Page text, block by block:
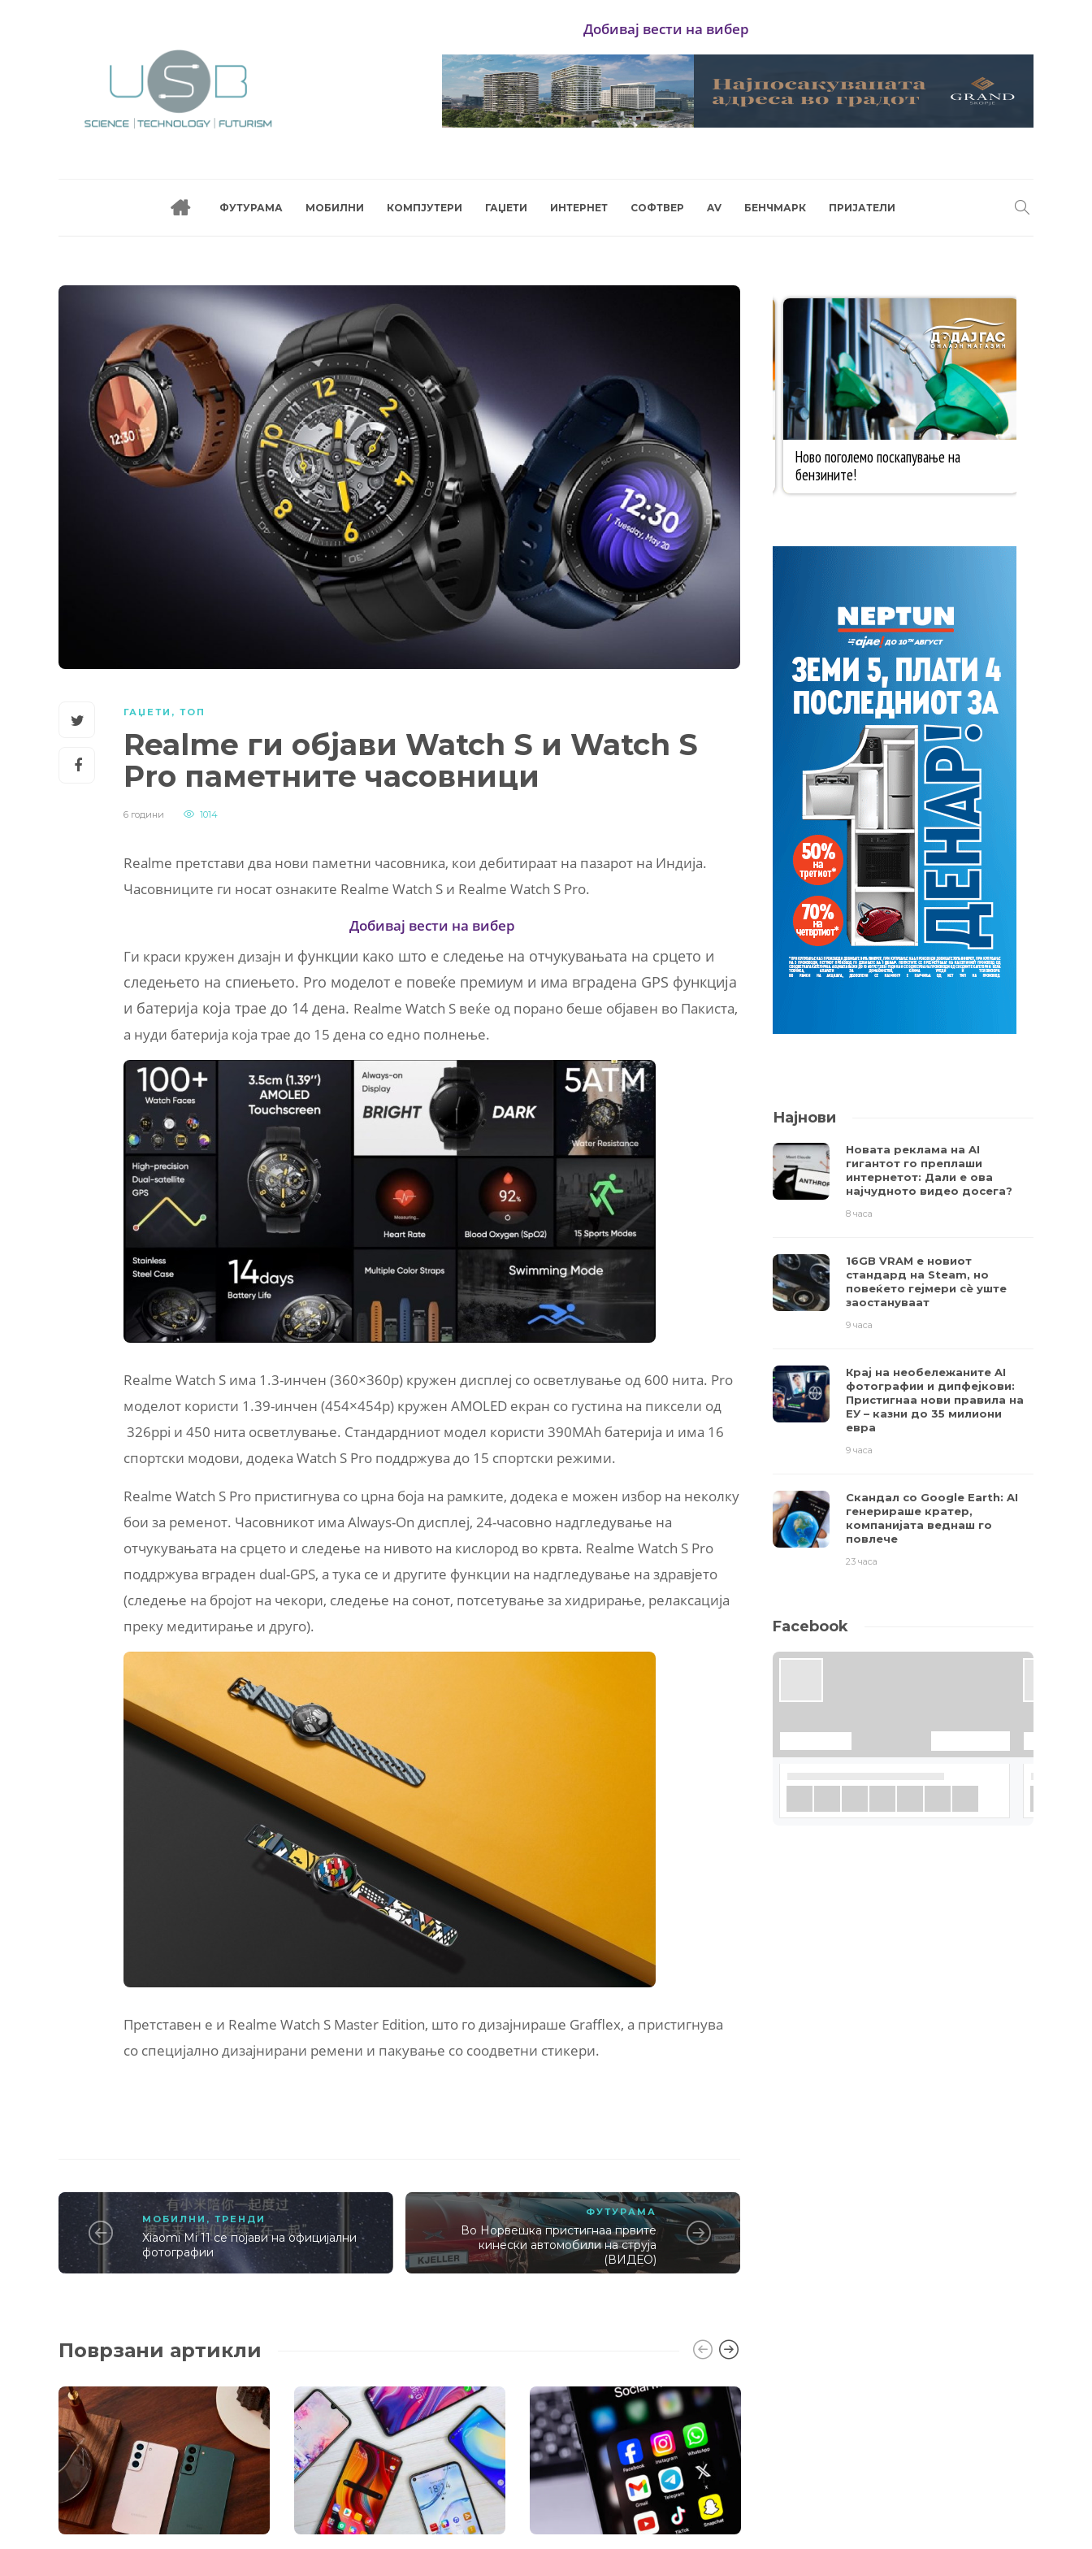
Добивај вести на вибер
ФУТУРАМА МОБИЛНИ КОМПЈУТЕРИ ГАЏЕТИ ИНТЕРНЕТ СОФТВЕР AV БЕНЧМАРК ПРИЈАТЕЛИ
ГАЏЕТИ , ТОП
Realme ги објави Watch S и Watch S
Pro паметните часовници
6 години 1014
Realme претстави два нови паметни часовника, кои дебитираат на пазарот на Индија.
Часовниците ги носат ознаките Realme Watch S и Realme Watch S Pro.
Добивај вести на вибер
Ги краси кружен дизајн и функции како што е следење на отчукувањата на срцето и
следењето на спиењето. Pro моделот е повеќе премиум и има вградена GPS функција
и батерија која трае до 14 дена. Realme Watch S веќе од порано беше објавен во Пакиста,
а нуди батерија која трае до 15 дена со едно полнење.
Realme Watch S има 1.3-инчен (360×360p) кружен дисплеј со осветлување од 600 нита. Pro
моделот користи 1.39-инчен (454×454p) кружен AMOLED екран со густина на пиксели од
326ppi и 450 нита осветлување. Стандардниот модел користи 390MAh батерија и има 16
спортски модови, додека Watch S Pro поддржува до 15 спортски режими.
Realme Watch S Pro пристигнува со црна боја на рамките, додека е можен избор на неколку
бои за ременот. Часовникот има Always-On дисплеј, 24-часовно надгледување на
отчукувањата на срцето и следење на нивото на кислород во крвта. Realme Watch S Pro
поддржува вграден dual-GPS, а тука се и другите функции на надгледување на здравјето
(следење на бројот на чекори, следење на сонот, потсетување за хидрирање, релаксација
преку медитирање и друго).
Претставен е и Realme Watch S Master Edition, што го дизајнираше Grafflex, а пристигнува
со специјално дизајнирани ремени и пакување со соодветни стикери.
МОБИЛНИ ,ТРЕНДИ
Xiaomi Mi 11 се појави на официјални
фотографии
ФУТУРАМА
Во Норвешка пристигнаа првите
кинески автомобили на струја
(ВИДЕО)
Поврзани артикли
Најнови
Новата реклама на AI
гигантот го преплаши
интернетот: Дали е ова
најчудното видео досега?
8 часа
16GB VRAM е новиот
стандард на Steam, но
повеќето гејмери ​​сè уште
заостануваат
9 часа
Крај на необележаните AI
фотографии и дипфејкови:
Пристигнаа нови правила на
ЕУ – казни до 35 милиони
евра
9 часа
Скандал со Google Earth: AI
генерираше кратер,
компанијата веднаш го
повлече
23 часа
Facebook